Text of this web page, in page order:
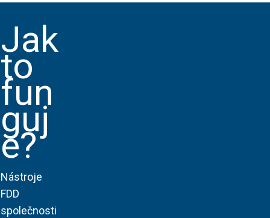
Jak
to
fun
guj
e?
Nástroje
FDD
společnosti